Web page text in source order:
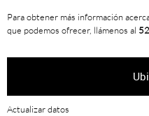
Para obtener más información
que podemos ofrecer, llámenos al
Actualizar datos